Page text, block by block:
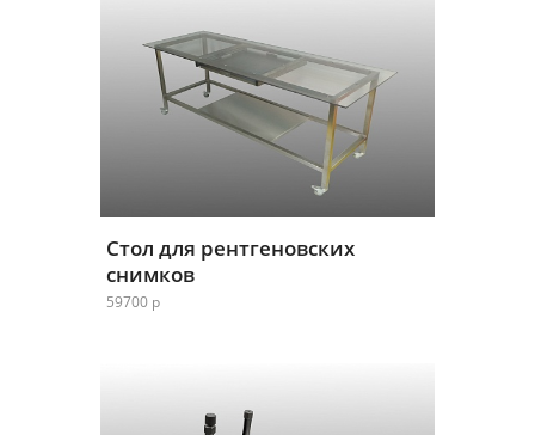
Стол для рентгеновских
снимков
59700 р